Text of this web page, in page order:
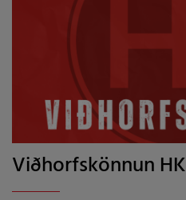
Viðhorfskönnun HK